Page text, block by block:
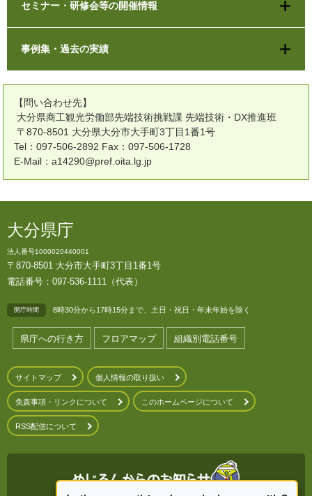
セミナー・研修会等の開催情報
事例集・過去の実績
【問い合わせ先】
大分県商工観光労働部先端技術挑戦課 先端技術・DX推進班
〒870-8501 大分県大分市大手町3丁目1番1号
Tel：097-506-2892 Fax：097-506-1728
E-Mail：a14290@pref.oita.lg.jp
大分県庁
法人番号1000020440001
〒870-8501 大分市大手町3丁目1番1号
電話番号：097-536-1111（代表）
開庁時間 8時30分から17時15分まで、土日・祝日・年末年始を除く
県庁への行き方 フロアマップ 組織別電話番号
サイトマップ 個人情報の取り扱い
免責事項・リンクについて このホームページについて
RSS配信について